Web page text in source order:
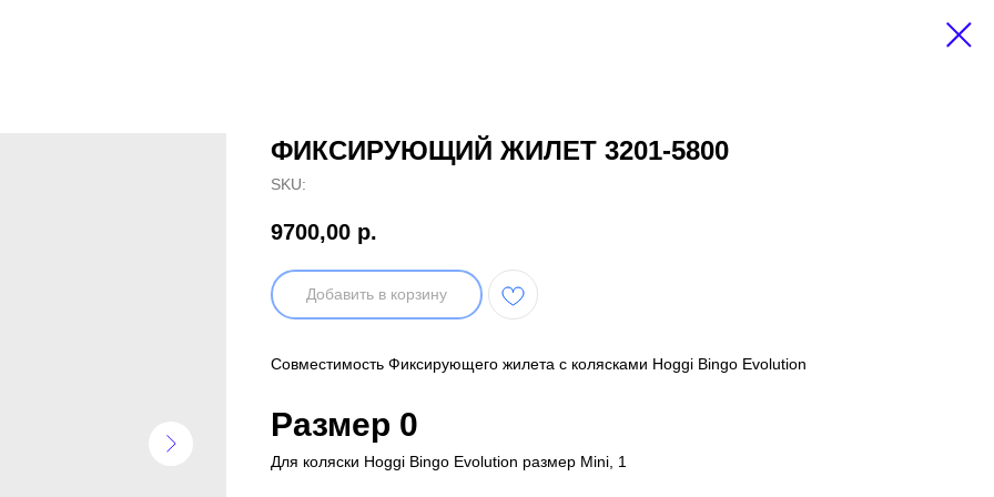
ФИКСИРУЮЩИЙ ЖИЛЕТ 3201-5800
SKU:
9700,00 р.
Добавить в корзину
Совместимость Фиксирующего жилета с колясками Hoggi Bingo Evolution
Размер 0
Для коляски Hoggi Bingo Evolution размер Mini, 1